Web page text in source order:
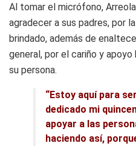
Al tomar el micrófono,
agradecer a sus padres, por
brindado, además de
general, por el cariño y
su persona.
“Estoy aquí para
dedicado mi
apoyar a las
haciendo así,